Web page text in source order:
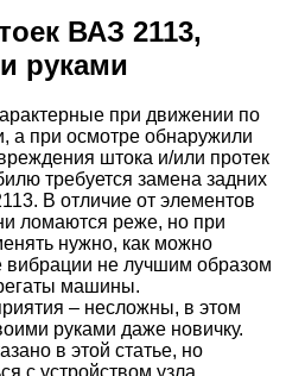
ВАЗ 2113,
руками
при движении по
а при осмотре обнаружили
штока и/или протек
требуется замена задних
В отличие от элементов
ломаются реже, но при
нужно, как можно
вибрации не лучшим образом
машины.
– несложны, в этом
руками даже новичку.
в этой статье, но